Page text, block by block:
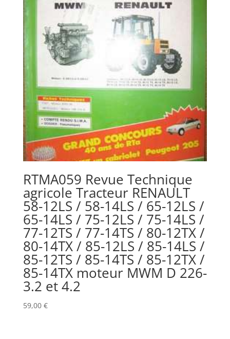
RTMA059 Revue Technique
agricole Tracteur RENAULT
58-12LS / 58-14LS / 65-12LS /
65-14LS / 75-12LS / 75-14LS /
77-12TS / 77-14TS / 80-12TX /
80-14TX / 85-12LS / 85-14LS /
85-12TS / 85-14TS / 85-12TX /
85-14TX moteur MWM D 226-
3.2 et 4.2
59,00 €